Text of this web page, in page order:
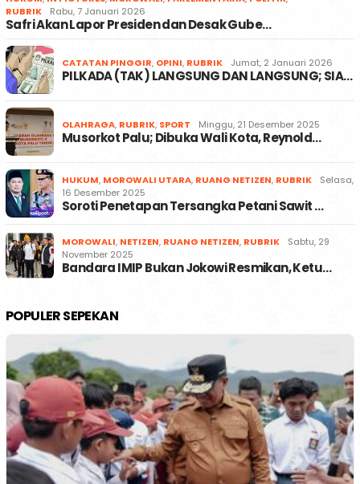
RUBRIK
Rabu, 7 Januari 2026
Safri Akan Lapor Presiden dan Desak Gube…
CATATAN PINGGIR, OPINI, RUBRIK Jumat, 2 Januari 2026
PILKADA (TAK) LANGSUNG DAN LANGSUNG; SIA…
OLAHRAGA, RUBRIK, SPORT Minggu, 21 Desember 2025
Musorkot Palu; Dibuka Wali Kota, Reynold…
HUKUM, MOROWALI UTARA, RUANG NETIZEN, RUBRIK
Selasa,
16 Desember 2025
Soroti Penetapan Tersangka Petani Sawit …
MOROWALI, NETIZEN, RUANG NETIZEN, RUBRIK
Sabtu, 29
November 2025
Bandara IMIP Bukan Jokowi Resmikan, Ketu…
POPULER SEPEKAN